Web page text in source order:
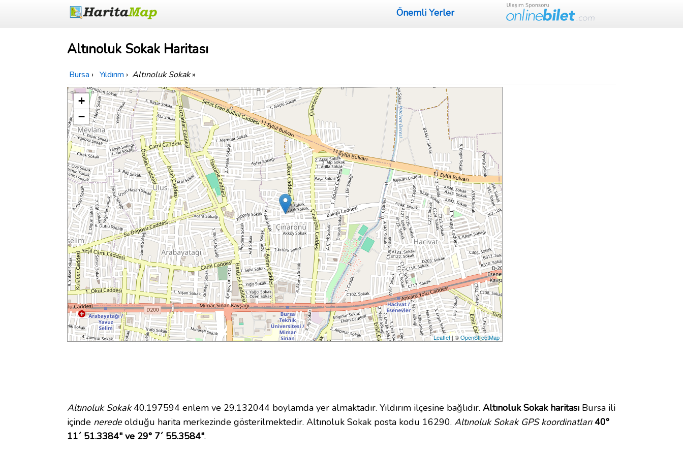
Önemli Yerler
Altınoluk Sokak Haritası
Bursa › Yıldırım › Altınoluk Sokak»
+
−
Leaflet| ©OpenStreetMap
Altınoluk Sokak40.197594 enlem ve 29.132044 boylamda yer almaktadır. Yıldırım ilçesine bağlıdır. Altınoluk Sokak haritası Bursa ili
içinde neredeolduğu harita merkezinde gösterilmektedir. Altınoluk Sokak posta kodu 16290. Altınoluk Sokak GPS koordinatları 40°
11´ 51.3384" ve 29° 7´ 55.3584".